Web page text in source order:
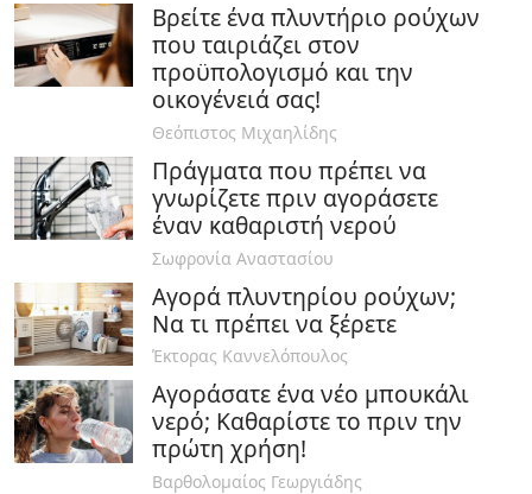
Βρείτε ένα πλυντήριο ρούχων
που ταιριάζει στον
προϋπολογισμό και την
οικογένειά σας!
Θεόπιστος Μιχαηλίδης
Πράγματα που πρέπει να
γνωρίζετε πριν αγοράσετε
έναν καθαριστή νερού
Σωφρονία Αναστασίου
Αγορά πλυντηρίου ρούχων;
Να τι πρέπει να ξέρετε
Έκτορας Καννελόπουλος
Αγοράσατε ένα νέο μπουκάλι
νερό; Καθαρίστε το πριν την
πρώτη χρήση!
Βαρθολομαίος Γεωργιάδης